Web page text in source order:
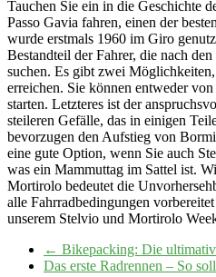
Tauchen Sie ein in die Geschichte
Passo Gavia fahren, einen der
wurde erstmals 1960 im Giro
Bestandteil der Fahrer, die nach
suchen. Es gibt zwei
erreichen. Sie können entweder
starten. Letzteres ist der
steileren Gefälle, das in einigen
bevorzugen den Aufstieg von
eine gute Option, wenn Sie auch
was ein Mammuttag im Sattel ist.
Mortirolo bedeutet die
alle Fahrradbedingungen
unserem Stelvio und Mortirolo
← Bikepacking: Die
Das erste Radrennen – So